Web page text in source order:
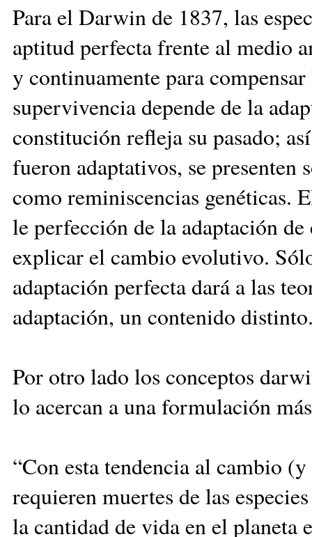
Para el Darwin de 1837, las
aptitud perfecta frente al medio
y continuamente para
supervivencia depende de la
constitución refleja su pasado;
fueron adaptativos, se presenten
como reminiscencias genéticas.
le perfección de la adaptación
explicar el cambio evolutivo.
adaptación perfecta dará a las
adaptación, un contenido
Por otro lado los conceptos
lo acercan a una formulación
“Con esta tendencia al cambio
requieren muertes de las
la cantidad de vida en el planeta